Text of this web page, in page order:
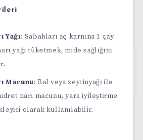
Yağı: Sabahları aç karnına 1 çay
yağı tüketmek, mide sağlığını
Macunu: Bal veya zeytinyağı ile
narı macunu, yara iyileştirme
olarak kullanılabilir.